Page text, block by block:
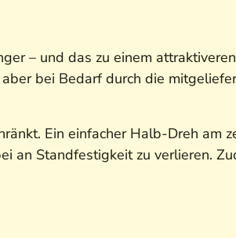
– und das zu einem
bei Bedarf durch die
Ein einfacher Halb-Dreh am
an Standfestigkeit zu verlieren.